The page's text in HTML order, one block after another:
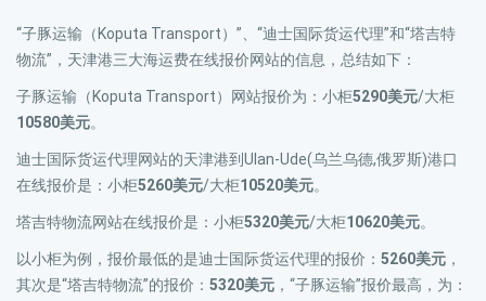
“子豚运输（Koputa Transport）”、“迪士国际货运代理”和“塔吉特
物流”，天津港三大海运费在线报价网站的信息，总结如下：
子豚运输（Koputa Transport）网站报价为：小柜5290美元/大柜
10580美元。
迪士国际货运代理网站的天津港到Ulan-Ude(乌兰乌德,俄罗斯)港口
在线报价是：小柜5260美元/大柜10520美元。
塔吉特物流网站在线报价是：小柜5320美元/大柜10620美元。
以小柜为例，报价最低的是迪士国际货运代理的报价： 5260美元 ，
其次是“塔吉特物流”的报价： 5320美元 ，“子豚运输”报价最高，为：